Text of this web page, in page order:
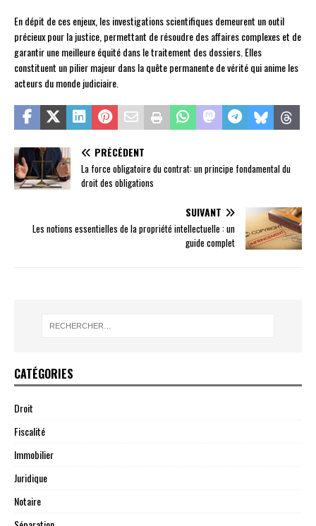
En dépit de ces enjeux, les investigations scientifiques demeurent un outil
précieux pour la justice, permettant de résoudre des affaires complexes et de
garantir une meilleure équité dans le traitement des dossiers. Elles
constituent un pilier majeur dans la quête permanente de vérité qui anime les
acteurs du monde judiciaire.
PRÉCÉDENT
La force obligatoire du contrat: un principe fondamental du
droit des obligations
SUIVANT
Les notions essentielles de la propriété intellectuelle : un
guide complet
CATÉGORIES
Droit
Fiscalité
Immobilier
Juridique
Notaire